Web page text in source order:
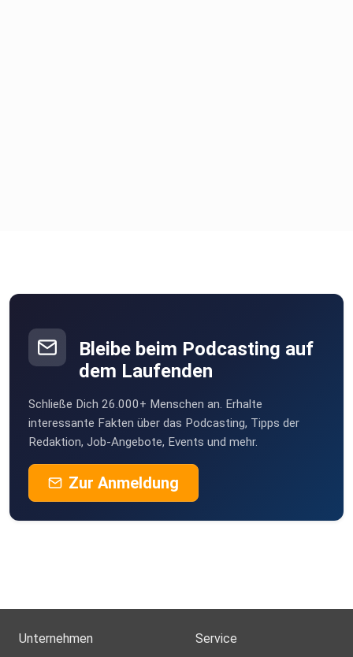
Bleibe beim Podcasting auf
dem Laufenden
Schließe Dich 26.000+ Menschen an. Erhalte
interessante Fakten über das Podcasting, Tipps der
Redaktion, Job-Angebote, Events und mehr.
Zur Anmeldung
Unternehmen Service